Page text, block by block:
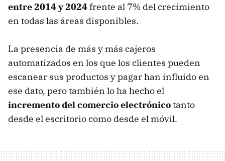
entre 2014 y 2024frente al 7% del crecimiento
en todas las áreas disponibles.
La presencia de más y más cajeros
automatizados en los que los clientes pueden
escanear sus productos y pagar han influido en
ese dato, pero también lo ha hecho el
incremento del comercio electrónicotanto
desde el escritorio como desde el móvil.